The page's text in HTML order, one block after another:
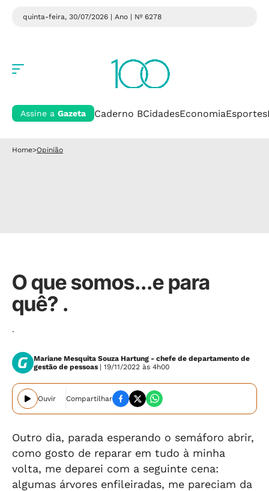
quinta-feira, 30/07/2026 | Ano | Nº 6278
Assine a Gazeta Caderno BCidadesEconomiaEsportes
Home>Opinião
O que somos...e para
quê? .
.
Mariane Mesquita Souza Hartung - chefe de departamento de
gestão de pessoas | 19/11/2022 às 4h00
Ouvir Compartilhar
Outro dia, parada esperando o semáforo abrir,
como gosto de reparar em tudo à minha
volta, me deparei com a seguinte cena:
algumas árvores enfileiradas, me pareciam da